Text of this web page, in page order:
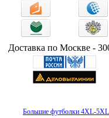
Доставка по Москве -
Большие футболки 4XL-5XL